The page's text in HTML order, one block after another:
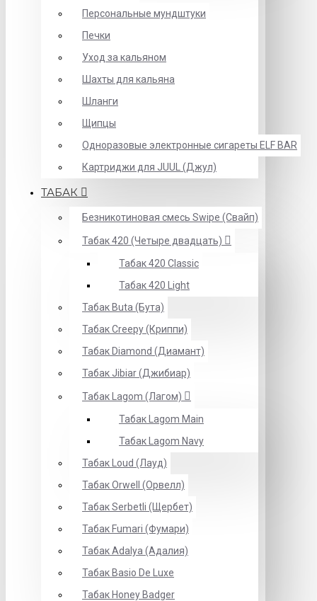
Персональные мундштуки
Печки
Уход за кальяном
Шахты для кальяна
Шланги
Щипцы
Одноразовые электронные сигареты ELF BAR
Картриджи для JUUL (Джул)
ТАБАК
Безникотиновая смесь Swipe (Свайп)
Табак 420 (Четыре двадцать)
Табак 420 Classic
Табак 420 Light
Табак Buta (Бута)
Табак Creepy (Криппи)
Табак Diamond (Диамант)
Табак Jibiar (Джибиар)
Табак Lagom (Лагом)
Табак Lagom Main
Табак Lagom Navy
Табак Loud (Лауд)
Табак Orwell (Орвелл)
Табак Serbetli (Щербет)
Табак Fumari (Фумари)
Табак Adalya (Адалия)
Табак Basio De Luxe
Табак Honey Badger